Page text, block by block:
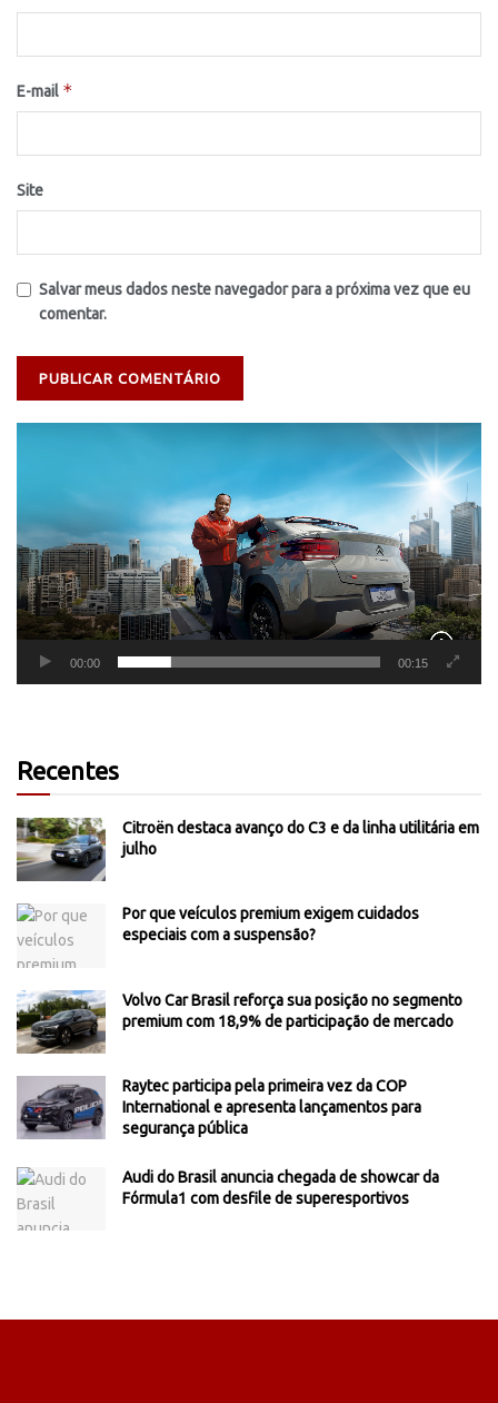
E-mail *
Site
Salvar meus dados neste navegador para a próxima vez que eu
comentar.
00:00 00:15
Recentes
Citroën destaca avanço do C3 e da linha utilitária em
julho
Por que veículos premium exigem cuidados
especiais com a suspensão?
Volvo Car Brasil reforça sua posição no segmento
premium com 18,9% de participação de mercado
Raytec participa pela primeira vez da COP
International e apresenta lançamentos para
segurança pública
Audi do Brasil anuncia chegada de showcar da
Fórmula1 com desfile de superesportivos